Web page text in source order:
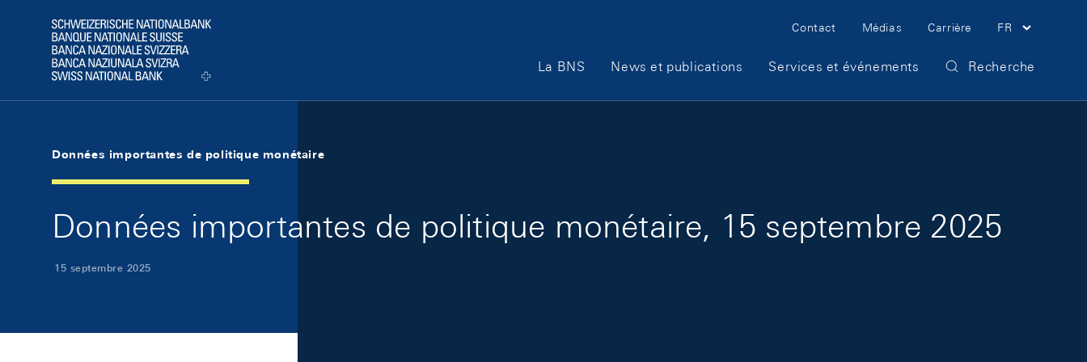
Logo
Meta Navigation
Contact Médias Carrière FR
Main Navigation
La BNS News et publications Services et événements Recherche
Données importantes de politique monétaire
Données importantes de politique monétaire, 15 septembre 2025
15 septembre 2025